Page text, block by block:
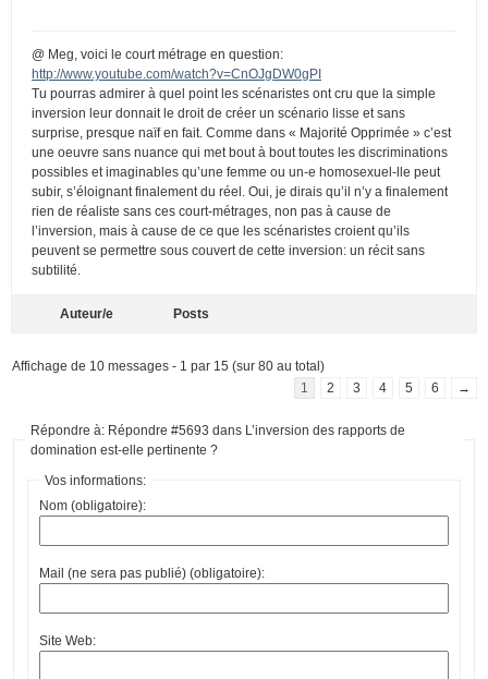
@ Meg, voici le court métrage en question:
http://www.youtube.com/watch?v=CnOJgDW0gPI
Tu pourras admirer à quel point les scénaristes ont cru que la simple
inversion leur donnait le droit de créer un scénario lisse et sans
surprise, presque naïf en fait. Comme dans « Majorité Opprimée » c’est
une oeuvre sans nuance qui met bout à bout toutes les discriminations
possibles et imaginables qu’une femme ou un-e homosexuel-lle peut
subir, s’éloignant finalement du réel. Oui, je dirais qu’il n’y a finalement
rien de réaliste sans ces court-métrages, non pas à cause de
l’inversion, mais à cause de ce que les scénaristes croient qu’ils
peuvent se permettre sous couvert de cette inversion: un récit sans
subtilité.
Auteur/e Posts
Affichage de 10 messages - 1 par 15 (sur 80 au total)
1
2 3 4 5 6 →
Répondre à: Répondre #5693 dans L’inversion des rapports de
domination est-elle pertinente ?
Vos informations:
Nom (obligatoire):
Mail (ne sera pas publié) (obligatoire):
Site Web: